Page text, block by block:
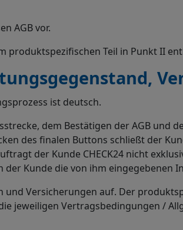
AGB vor.
produktspezifischen Teil in Punkt II
ist deutsch.
dem Bestätigen der AGB
des finalen Buttons schließt der
der Kunde CHECK24 nicht
Kunde die von ihm
und Versicherungen auf. Der
jeweiligen Vertragsbedingungen /